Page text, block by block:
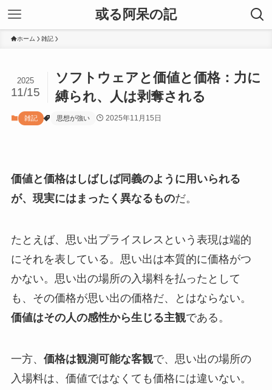
或る阿呆の記
ホーム 雑記
ソフトウェアと価値と価格：力に
縛られ、人は剥奪される
2025
11/15
雑記 思想が強い 2025年11月15日
価値と価格はしばしば同義のように用いられる
が、現実にはまったく異なるものだ。
たとえば、思い出プライスレスという表現は端的
にそれを表している。思い出は本質的に価格がつ
かない。思い出の場所の入場料を払ったとして
も、その価格が思い出の価格だ、とはならない。
価値はその人の感性から生じる主観である。
一方、 価格は観測可能な客観で、思い出の場所の
入場料は、価値ではなくても価格には違いない。